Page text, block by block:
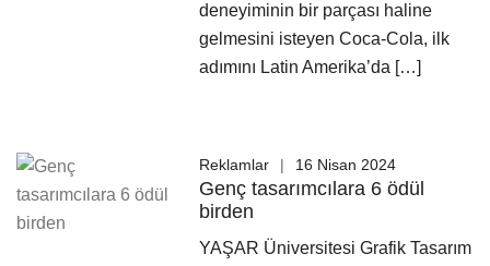
deneyiminin bir parçası haline
gelmesini isteyen Coca-Cola, ilk
adımını Latin Amerika’da […]
Reklamlar 16 Nisan 2024
Genç tasarımcılara 6 ödül
birden
YAŞAR Üniversitesi Grafik Tasarım